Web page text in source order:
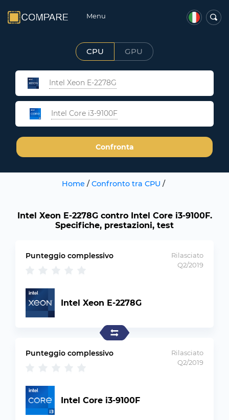
Menu
CPU GPU
Intel Xeon E-2278G
Intel Core i3-9100F
Confronta
Home / Confronto tra CPU /
Intel Xeon E-2278G contro Intel Core i3-9100F.
Specifiche, prestazioni, test
Punteggio complessivo
Rilasciato
Q2/2019
Intel Xeon E-2278G
Rilasciato
Q2/2019
Punteggio complessivo
Intel Core i3-9100F